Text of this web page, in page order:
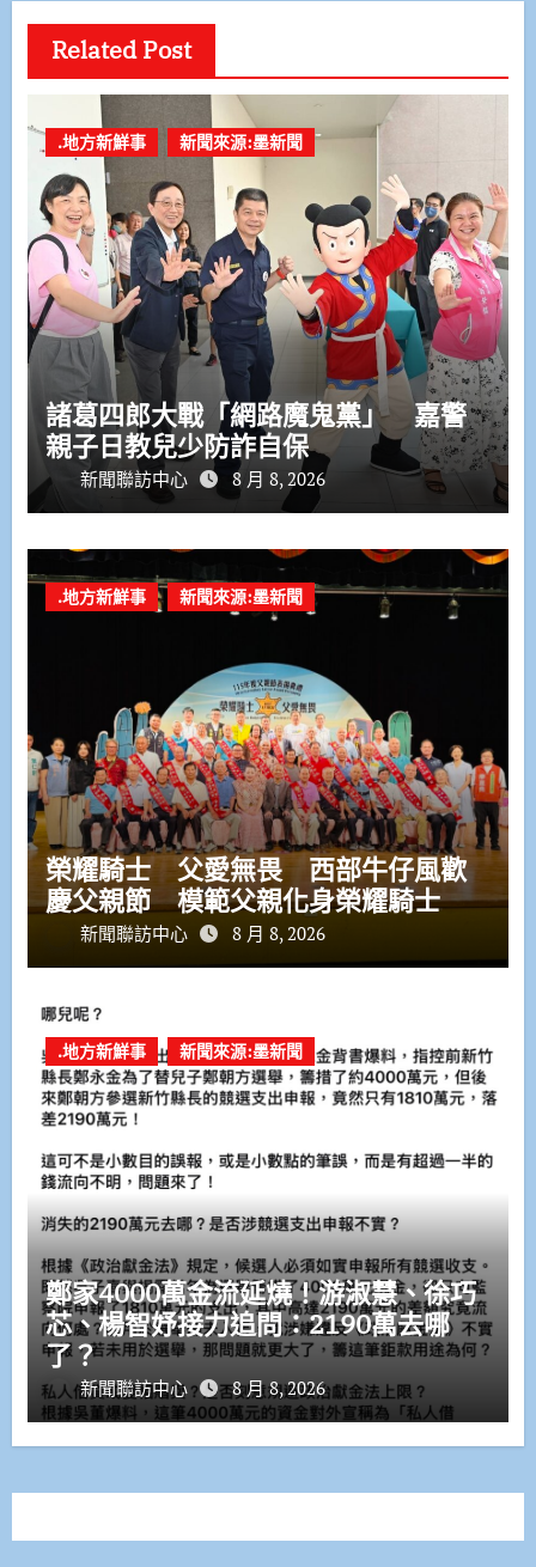
Related Post
.地方新鮮事 新聞來源:墨新聞
諸葛四郎大戰「網路魔鬼黨」 嘉警
親子日教兒少防詐自保
新聞聯訪中心 8 月 8, 2026
.地方新鮮事 新聞來源:墨新聞
榮耀騎士 父愛無畏 西部牛仔風歡
慶父親節 模範父親化身榮耀騎士
新聞聯訪中心 8 月 8, 2026
.地方新鮮事 新聞來源:墨新聞
鄭家4000萬金流延燒！游淑慧、徐巧
芯、楊智妤接力追問：2190萬去哪
了？
新聞聯訪中心 8 月 8, 2026